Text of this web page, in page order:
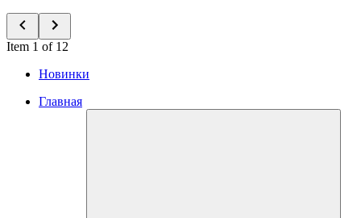
Item 1 of 12
Новинки
Главная